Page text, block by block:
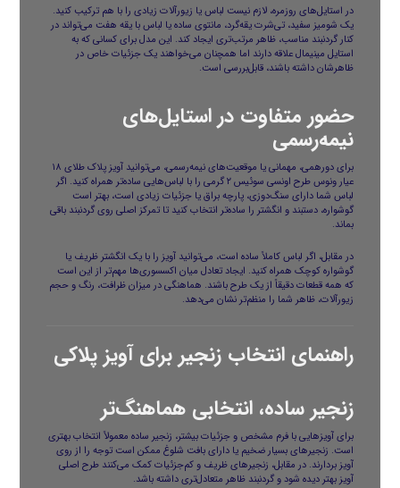
در استایل‌های روزمره، لازم نیست لباس یا زیورآلات زیادی را با هم ترکیب کنید.
یک شومیز سفید، تی‌شرت یقه‌گرد، مانتوی ساده یا لباس با یقه هفت می‌تواند در
کنار گردنبند مناسب، ظاهر مرتب‌تری ایجاد کند. این مدل برای کسانی که به
استایل مینیمال علاقه دارند اما همچنان می‌خواهند یک جزئیات خاص در
ظاهرشان داشته باشند، قابل‌بررسی است.
حضور متفاوت در استایل‌های
نیمه‌رسمی
برای دورهمی، مهمانی یا موقعیت‌های نیمه‌رسمی، می‌توانید آویز پلاک طلای ۱۸
عیار ونوس طرح اونسی سوئیس ۲ گرمی را با لباس‌هایی ساده‌تر همراه کنید. اگر
لباس شما دارای سنگ‌دوزی، پارچه براق یا جزئیات زیادی است، بهتر است
گوشواره، دستبند و انگشتر را ساده‌تر انتخاب کنید تا تمرکز اصلی روی گردنبند باقی
بماند.
در مقابل، اگر لباس کاملاً ساده است، می‌توانید آویز را با یک انگشتر ظریف یا
گوشواره کوچک همراه کنید. ایجاد تعادل میان اکسسوری‌ها مهم‌تر از این است
که همه قطعات دقیقاً از یک طرح باشند. هماهنگی در میزان ظرافت، رنگ و حجم
زیورآلات، ظاهر شما را منظم‌تر نشان می‌دهد.
راهنمای انتخاب زنجیر برای آویز پلاکی
زنجیر ساده، انتخابی هماهنگ‌تر
برای آویزهایی با فرم مشخص و جزئیات بیشتر، زنجیر ساده معمولاً انتخاب بهتری
است. زنجیرهای بسیار ضخیم یا دارای بافت شلوغ ممکن است توجه را از روی
آویز بردارند. در مقابل، زنجیرهای ظریف و کم‌جزئیات کمک می‌کنند طرح اصلی
آویز بهتر دیده شود و گردنبند ظاهر متعادل‌تری داشته باشد.